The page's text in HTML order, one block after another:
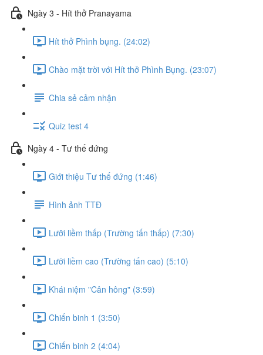
Ngày 3 - Hít thở Pranayama
Hít thở Phình bụng. (24:02)
Chào mặt trời với Hít thở Phình Bụng. (23:07)
Chia sẻ cảm nhận
Quiz test 4
Ngày 4 - Tư thế đứng
Giới thiệu Tư thế đứng (1:46)
Hình ảnh TTĐ
Lưỡi liềm thấp (Trường tấn thấp) (7:30)
Lưỡi liềm cao (Trường tấn cao) (5:10)
Khái niệm "Cân hông" (3:59)
Chiến binh 1 (3:50)
Chiến binh 2 (4:04)